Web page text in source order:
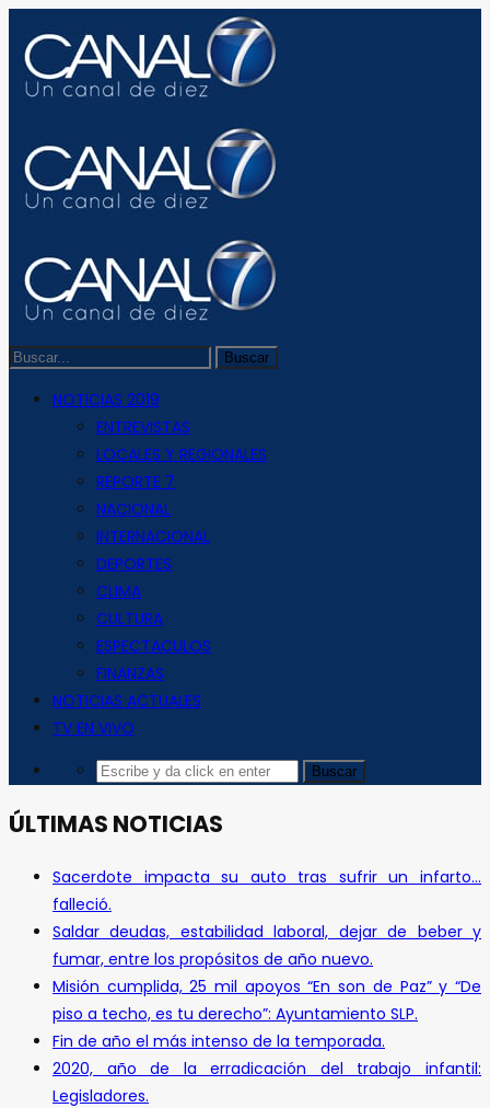
NOTICIAS 2019
ENTREVISTAS
LOCALES Y REGIONALES
REPORTE 7
NACIONAL
INTERNACIONAL
DEPORTES
CLIMA
CULTURA
ESPECTACULOS
FINANZAS
NOTICIAS ACTUALES
TV EN VIVO
ÚLTIMAS NOTICIAS
Sacerdote impacta su auto tras sufrir un infarto…
falleció.
Saldar deudas, estabilidad laboral, dejar de beber y
fumar, entre los propósitos de año nuevo.
Misión cumplida, 25 mil apoyos “En son de Paz” y “De
piso a techo, es tu derecho”: Ayuntamiento SLP.
Fin de año el más intenso de la temporada.
2020, año de la erradicación del trabajo infantil:
Legisladores.